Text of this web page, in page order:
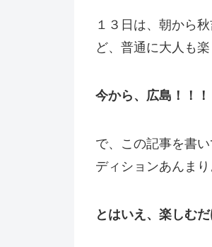
１３日は、朝から
ど、普通に大人も
今から、広島！！！
で、この記事を書
ディションあんま
とはいえ、楽しむだ